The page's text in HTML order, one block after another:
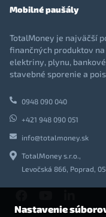
Mobilné paušály
TotalMoney je najväčší
finančných produktov
elektriny, plynu,
stavebné sporenie a
0948 090 040
+421 948 090 051
info@totalmoney.sk
TotalMoney s.r.o.,
Levočská 866, Poprad,
Nastavenie